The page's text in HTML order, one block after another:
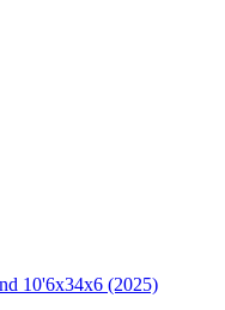
10'6x34x6 (2025)